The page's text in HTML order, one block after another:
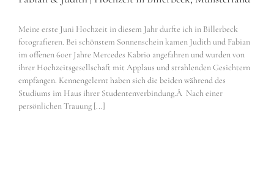
Meine erste Juni Hochzeit in diesem Jahr durfte ich in Billerbeck
fotografieren. Bei schönstem Sonnenschein kamen Judith und Fabian
im offenen 60er Jahre Mercedes Kabrio angefahren und wurden von
ihrer Hochzeitsgesellschaft mit Applaus und strahlenden Gesichtern
empfangen. Kennengelernt haben sich die beiden während des
Studiums im Haus ihrer Studentenverbindung.Â Nach einer
persönlichen Trauung [...]